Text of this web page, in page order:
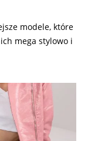
modele, które
mega stylowo i